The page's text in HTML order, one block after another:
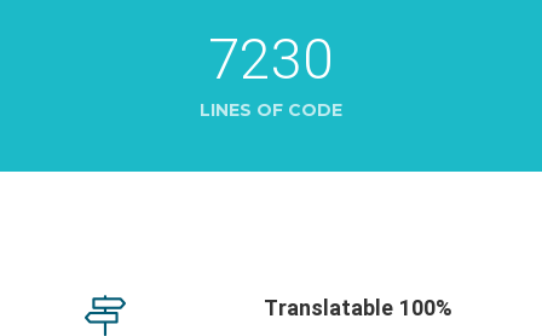
7230
LINES OF CODE
100% Translatable